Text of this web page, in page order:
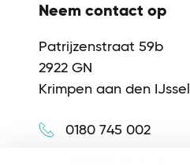
Neem contact op
Patrijzenstraat 59b
2922 GN
Krimpen aan den IJssel
0180 745 002